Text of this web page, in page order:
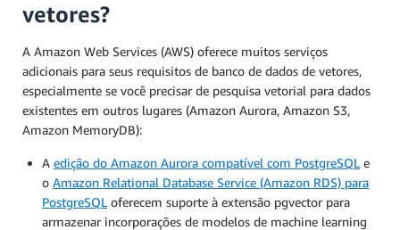
vetores?
A Amazon Web Services (AWS) oferece muitos serviços
adicionais para seus requisitos de banco de dados de vetores,
especialmente se você precisar de pesquisa vetorial para dados
existentes em outros lugares (Amazon Aurora, Amazon S3,
Amazon MemoryDB):
A edição do Amazon Aurora compatível com PostgreSQL e
o Amazon Relational Database Service (Amazon RDS) para
PostgreSQL oferecem suporte à extensão pgvector para
armazenar incorporações de modelos de machine learning